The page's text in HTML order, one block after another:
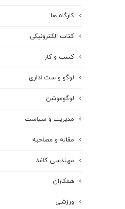
کارگاه ها
کتاب الکترونیکی
کسب و کار
لوگو و ست اداری
لوگوموشن
مدیریت و سیاست
مقاله و مصاحبه
مهندسی کاغذ
همکاران
ورزشی